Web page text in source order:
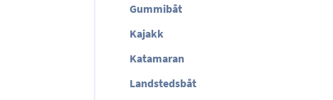
Gummibåt
Kajakk
Katamaran
Landstedsbåt